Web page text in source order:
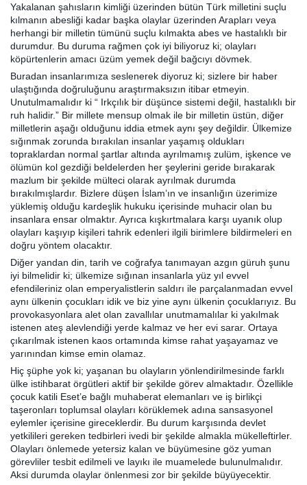
Yakalanan şahısların kimliği üzerinden bütün Türk milletini suçlu
kılmanın abesliği kadar başka olaylar üzerinden Arapları veya
herhangi bir milletin tümünü suçlu kılmakta abes ve hastalıklı bir
durumdur. Bu duruma rağmen çok iyi biliyoruz ki; olayları
köpürtenlerin amacı üzüm yemek değil bağcıyı dövmek.
Buradan insanlarımıza seslenerek diyoruz ki; sizlere bir haber
ulaştığında doğruluğunu araştırmaksızın itibar etmeyin.
Unutulmamalıdır ki “ Irkçılık bir düşünce sistemi değil, hastalıklı bir
ruh halidir.” Bir millete mensup olmak ile bir milletin üstün, diğer
milletlerin aşağı olduğunu iddia etmek aynı şey değildir. Ülkemize
sığınmak zorunda bırakılan insanlar yaşamış oldukları
topraklardan normal şartlar altında ayrılmamış zulüm, işkence ve
ölümün kol gezdiği beldelerden her şeylerini geride bırakarak
mazlum bir şekilde mülteci olarak ayrılmak durumda
bırakılmışlardır. Bizlere düşen İslam’ın ve insanlığın üzerimize
yüklemiş olduğu kardeşlik hukuku içerisinde muhacir olan bu
insanlara ensar olmaktır. Ayrıca kışkırtmalara karşı uyanık olup
olayları kaşıyıp kişileri tahrik edenleri ilgili birimlere bildirmeleri en
doğru yöntem olacaktır.
Diğer yandan din, tarih ve coğrafya tanımayan azgın güruh şunu
iyi bilmelidir ki; ülkemize sığınan insanlarla yüz yıl evvel
efendileriniz olan emperyalistlerin saldırı ile parçalanmadan evvel
aynı ülkenin çocukları idik ve biz yine aynı ülkenin çocuklarıyız. Bu
provokasyonlara alet olan zavallılar unutmamalılar ki yakılmak
istenen ateş alevlendiği yerde kalmaz ve her evi sarar. Ortaya
çıkarılmak istenen kaos ortamında kimse rahat yaşayamaz ve
yarınından kimse emin olamaz.
Hiç şüphe yok ki; yaşanan bu olayların yönlendirilmesinde farklı
ülke istihbarat örgütleri aktif bir şekilde görev almaktadır. Özellikle
çocuk katili Eset’e bağlı muhaberat elemanları ve iş birlikçi
taşeronları toplumsal olayları körüklemek adına sansasyonel
eylemler içerisine gireceklerdir. Bu durum karşısında devlet
yetkilileri gereken tedbirleri ivedi bir şekilde almakla mükelleftirler.
Olayları önlemede yetersiz kalan ve büyümesine göz yuman
görevliler tesbit edilmeli ve layıkı ile muamelede bulunulmalıdır.
Aksi durumda olaylar önlenmesi zor bir şekilde büyüyecektir.